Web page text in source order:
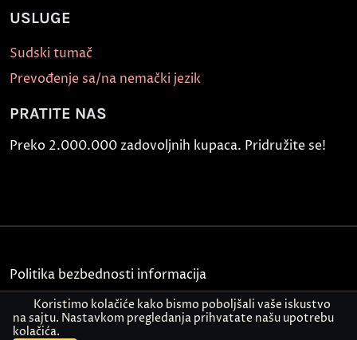
USLUGE
Sudski tumač
Prevođenje sa/na nemački jezik
PRATITE NAS
Preko 2.000.000 zadovoljnih kupaca. Pridružite se!
Politika bezbednosti informacija
Kontakt
Koristimo kolačiće kako bismo poboljšali vaše iskustvo
na sajtu. Nastavkom pregledanja prihvatate našu upotrebu
kolačića.